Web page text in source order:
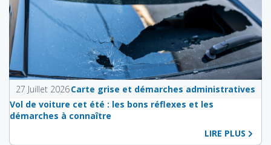
27 Juillet 2026Carte grise et démarches administratives
Vol de voiture cet été : les bons réflexes et les
démarches à connaître
LIRE PLUS